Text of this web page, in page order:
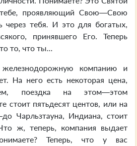
проявляющий Свою—Свою
через тебя. И это для богатых,
принявшего Его. Теперь
то, что ты...
компанию и
На него есть некоторая цена,
поездка на этом—этом
стоит пятьдесят центов, или на
Чарльзтауна, Индиана, стоит
ж, теперь, компания выдает
Теперь, что у вас